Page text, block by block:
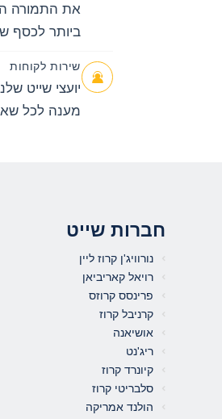
את התמורה
ביותר לכסף
שירות לקוחות
יועצי שייט
מענה לכל
חברות שייט
נורוויג'ן קרוז ליין
רויאל קאריביאן
פרינסס קרוזס
קרניבל קרוז
אושיאנה
ריג'נט
קיונרד קרוז
סלבריטי קרוז
הולנד אמריקה